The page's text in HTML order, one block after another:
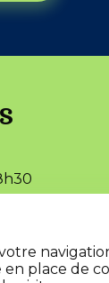
•
en place de